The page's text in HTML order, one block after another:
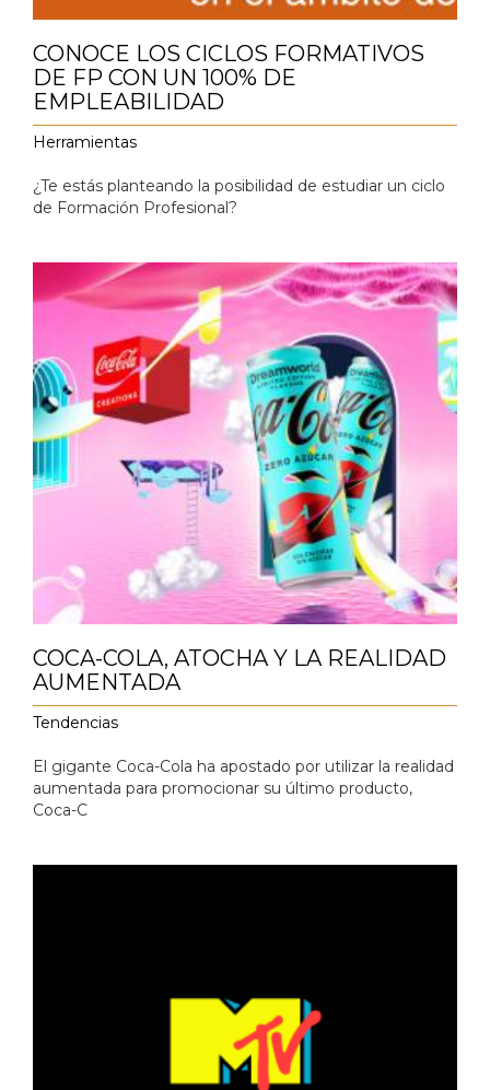
CONOCE LOS CICLOS FORMATIVOS
DE FP CON UN 100% DE
EMPLEABILIDAD
Herramientas
¿Te estás planteando la posibilidad de estudiar un ciclo
de Formación Profesional?
COCA-COLA, ATOCHA Y LA REALIDAD
AUMENTADA
Tendencias
El gigante Coca-Cola ha apostado por utilizar la realidad
aumentada para promocionar su último producto,
Coca-C